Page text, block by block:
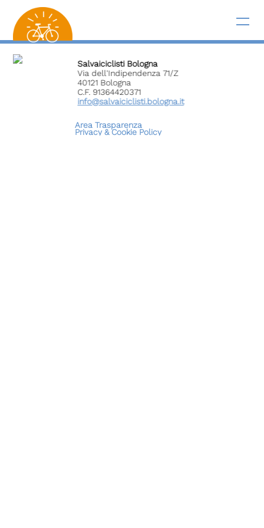
Salvaiciclisti Bologna
Via dell'Indipendenza 71/Z
40121 Bologna
C.F. 91364420371
info@salvaiciclisti.bologna.it
Area Trasparenza
Privacy & Cookie Policy